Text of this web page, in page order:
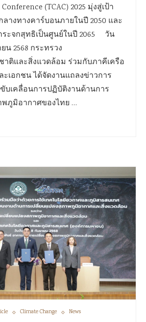
(TCAC) 2025 มุ่งสู่เป้า
างทางคาร์บอนภายในปี 2050 และ
ระจกสุทธิเป็นศูนย์ในปี 2065 วัน
น 2568 กระทรวง
าติและสิ่งแวดล้อม ร่วมกับภาคีเครือ
เอกชน ได้จัดงานแถลงข่าวการ
บเคลื่อนการปฏิบัติงานด้านการ
พภูมิอากาศของไทย …
Climate Change News